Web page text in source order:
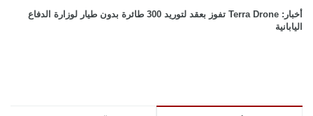
أخبار: Terra Drone تفوز بعقد لتوريد 300 طائرة بدون طيار لوزارة الدفاع
اليابانية